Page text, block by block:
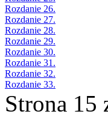
Rozdanie 26.
Rozdanie 27.
Rozdanie 28.
Rozdanie 29.
Rozdanie 30.
Rozdanie 31.
Rozdanie 32.
Rozdanie 33.
Strona 15